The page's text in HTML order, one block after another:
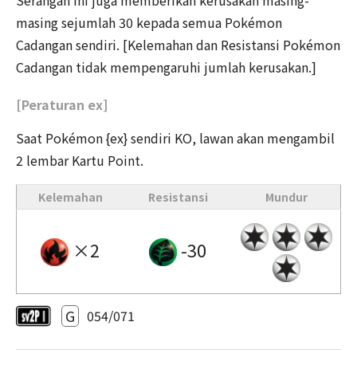
masing sejumlah 30 kepada semua Pokémon
Cadangan sendiri. [Kelemahan dan Resistansi Pokémon
Cadangan tidak mempengaruhi jumlah kerusakan.]
[Peraturan ex]
Saat Pokémon {ex} sendiri KO, lawan akan mengambil
2 lembar Kartu Point.
Kelemahan Resistansi Mundur
×2 -30
G 054/071